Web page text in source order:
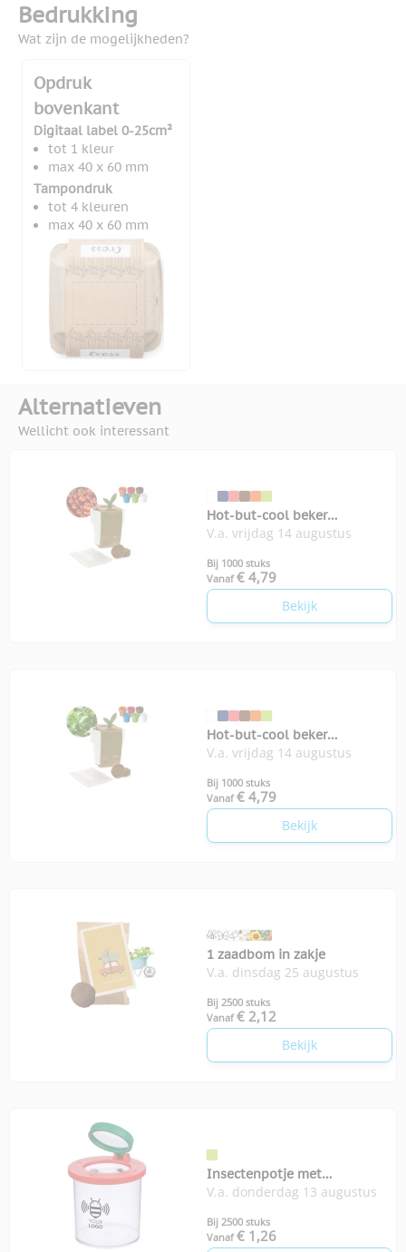
Bedrukking
Wat zijn de mogelijkheden?
Opdruk
bovenkant
Digitaal label 0-25cm²
tot 1 kleur
max 40 x 60 mm
Tampondruk
tot 4 kleuren
max 40 x 60 mm
Alternatieven
Wellicht ook interessant
Hot-but-cool beker
kerstomatenzaadjes
V.a. vrijdag 14 augustus
Bij 1000 stuks
Vanaf € 4,79
Bekijk
Hot-but-cool beker
basilicumzaadjes
V.a. vrijdag 14 augustus
Bij 1000 stuks
Vanaf € 4,79
Bekijk
1 zaadbom in zakje
V.a. dinsdag 25 augustus
Bij 2500 stuks
Vanaf € 2,12
Bekijk
Insectenpotje met
vergrootglas
V.a. donderdag 13 augustus
Bij 2500 stuks
Vanaf € 1,26